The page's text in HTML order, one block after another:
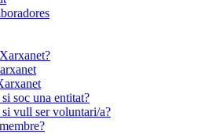
soc una entitat?
vull ser voluntari/a?